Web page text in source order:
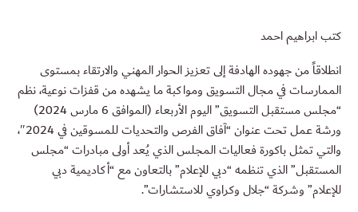
كتب ابراهيم احمد
انطلاقاً من جهوده الهادفة إلى تعزيز الحوار المهني والارتقاء بمستوى
الممارسات في مجال التسويق ومواكبة ما يشهده من قفزات نوعية، نظم
“مجلس مستقبل التسويق” اليوم الأربعاء (الموافق 6 مارس 2024)
ورشة عمل تحت عنوان “آفاق الفرص والتحديات للمسوقين في 2024″،
والتي تمثل باكورة فعاليات المجلس الذي يُعد أولى مبادرات “مجلس
المستقبل” الذي تنظمه “دبي للإعلام” بالتعاون مع “أكاديمية دبي
للإعلام” وشركة “جلال وكراوي للاستشارات”.